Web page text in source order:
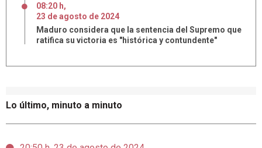
Lo último, minuto a minuto
08:20 h,
23 deagosto de 2024
Maduro considera que la sentencia del Supremo que
ratifica su victoria es "histórica y contundente"